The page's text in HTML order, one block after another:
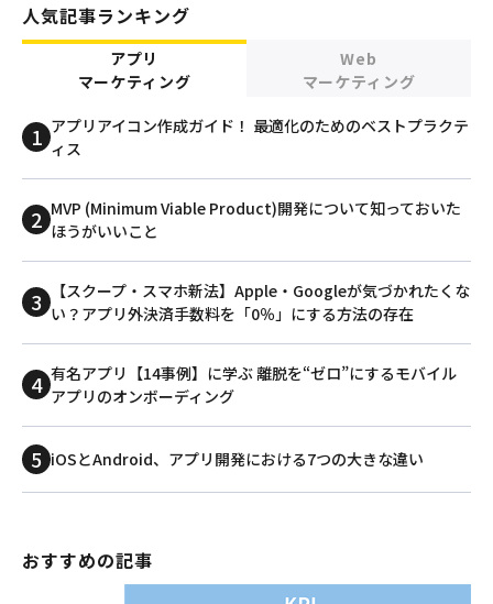
人気記事ランキング
アプリ
マーケティング
Web
マーケティング
アプリアイコン作成ガイド！ 最適化のためのベストプラクテ
ィス
MVP (Minimum Viable Product)開発について知っておいた
ほうがいいこと
【スクープ・スマホ新法】Apple・Googleが気づかれたくな
い？アプリ外決済手数料を「0％」にする方法の存在
有名アプリ【14事例】に学ぶ 離脱を“ゼロ”にするモバイル
アプリのオンボーディング
iOSとAndroid、アプリ開発における7つの大きな違い
おすすめの記事